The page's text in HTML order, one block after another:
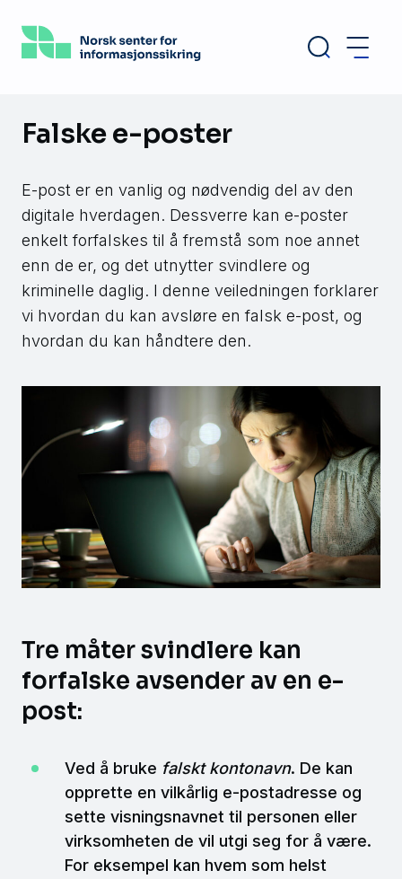
hovedinnhold
Falske e-poster
E-post er en vanlig og nødvendig del av den
digitale hverdagen. Dessverre kan e-poster
enkelt forfalskes til å fremstå som noe annet
enn de er, og det utnytter svindlere og
kriminelle daglig. I denne veiledningen forklarer
vi hvordan du kan avsløre en falsk e-post, og
hvordan du kan håndtere den.
Tre måter svindlere kan
forfalske avsender av en e-
post:
Ved å bruke falskt kontonavn. De kan
opprette en vilkårlig e-postadresse og
sette visningsnavnet til personen eller
virksomheten de vil utgi seg for å være.
For eksempel kan hvem som helst